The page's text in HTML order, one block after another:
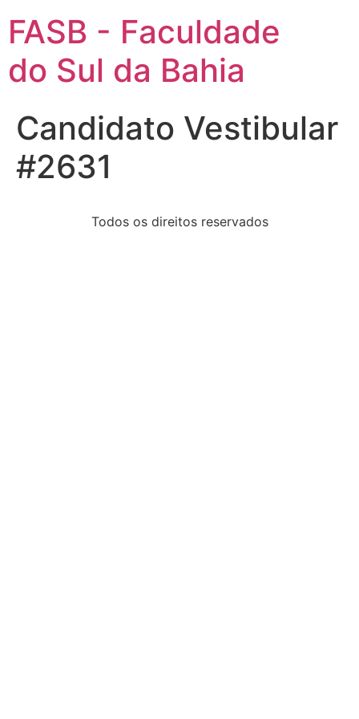
FASB - Faculdade
do Sul da Bahia
Candidato Vestibular
#2631
Todos os direitos reservados